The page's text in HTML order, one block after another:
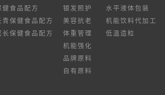
健食品配方
青保健食品配方
长保健食品配方
银发照护
美容抗老
体重管理
机能强化
品牌原料
自有原料
水平液体包装
机能饮料代加工
低溫造粒